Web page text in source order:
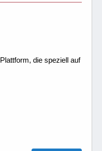
die speziell auf